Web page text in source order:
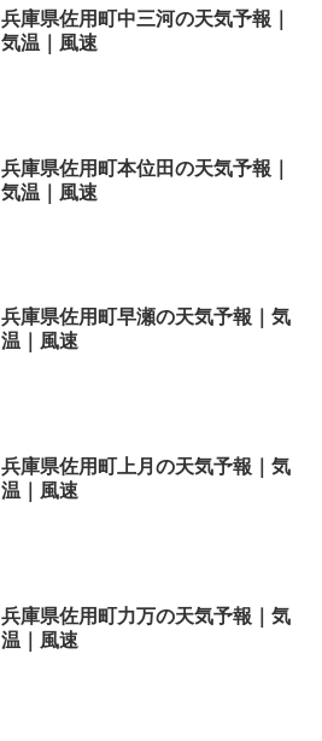
兵庫県佐用町中三河の天気予報｜
気温｜風速
兵庫県佐用町本位田の天気予報｜
気温｜風速
兵庫県佐用町早瀬の天気予報｜気
温｜風速
兵庫県佐用町上月の天気予報｜気
温｜風速
兵庫県佐用町力万の天気予報｜気
温｜風速